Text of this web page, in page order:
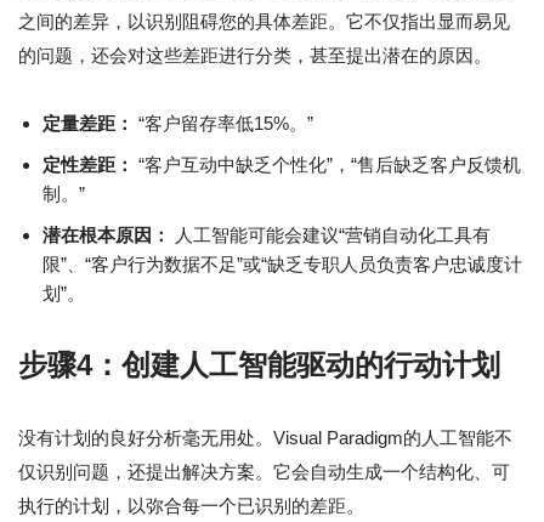
之间的差异，以识别阻碍您的具体差距。它不仅指出显而易见
的问题，还会对这些差距进行分类，甚至提出潜在的原因。
定量差距： “客户留存率低15%。”
定性差距： “客户互动中缺乏个性化”，“售后缺乏客户反馈机
制。”
潜在根本原因：
人工智能可能会建议“营销自动化工具有
限”、“客户行为数据不足”或“缺乏专职人员负责客户忠诚度计
划”。
步骤4：创建人工智能驱动的行动计划
没有计划的良好分析毫无用处。Visual Paradigm的人工智能不
仅识别问题，还提出解决方案。它会自动生成一个结构化、可
执行的计划，以弥合每一个已识别的差距。